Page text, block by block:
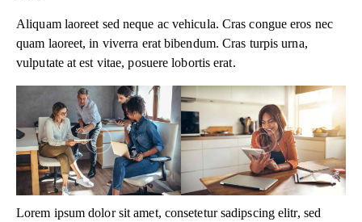
Aliquam laoreet sed neque ac vehicula. Cras congue eros nec
quam laoreet, in viverra erat bibendum. Cras turpis urna,
vulputate at est vitae, posuere lobortis erat.
Lorem ipsum dolor sit amet, consetetur sadipscing elitr, sed